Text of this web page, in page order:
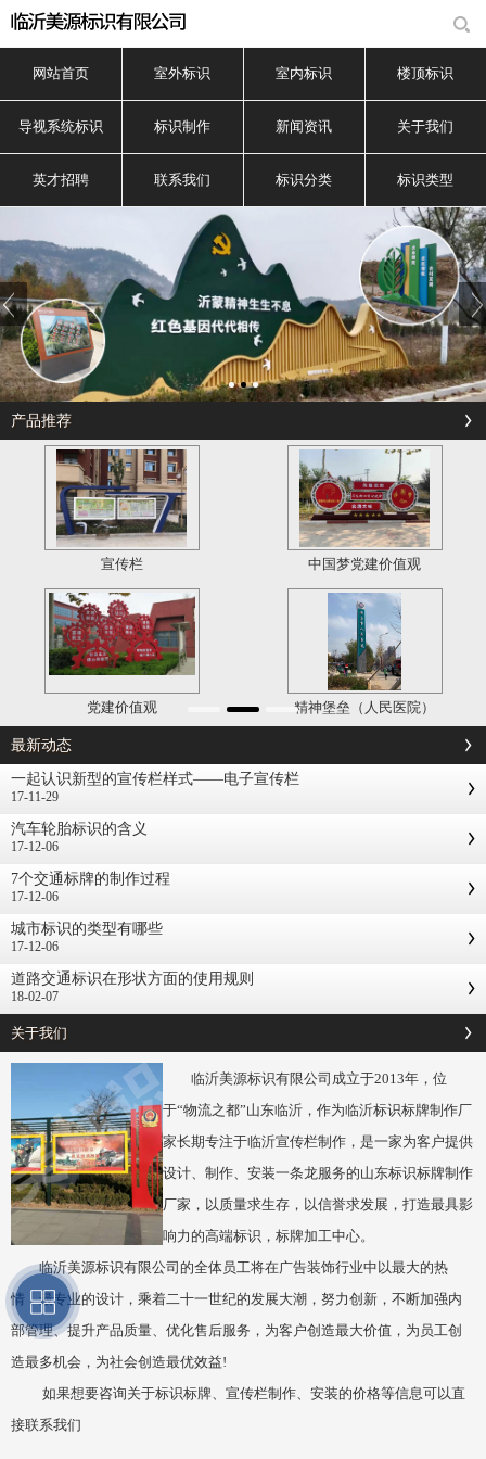
网站首页 室外标识 室内标识 楼顶标识
导视系统标识 标识制作 新闻资讯 关于我们
英才招聘 联系我们 标识分类 标识类型
产品推荐
宣传栏 中国梦党建价值观
党建价值观 精神堡垒（人民医院）
最新动态
一起认识新型的宣传栏样式——电子宣传栏
17-11-29
汽车轮胎标识的含义
17-12-06
7个交通标牌的制作过程
17-12-06
城市标识的类型有哪些
17-12-06
道路交通标识在形状方面的使用规则
18-02-07
关于我们
临沂美源标识有限公司成立于2013年，位
于“物流之都”山东临沂，作为临沂标识标牌制作厂
家长期专注于临沂宣传栏制作，是一家为客户提供
设计、制作、安装一条龙服务的山东标识标牌制作
厂家，以质量求生存，以信誉求发展，打造最具影
响力的高端标识，标牌加工中心。
临沂美源标识有限公司的全体员工将在广告装饰行业中以最大的热
情，最专业的设计，乘着二十一世纪的发展大潮，努力创新，不断加强内
部管理、提升产品质量、优化售后服务，为客户创造最大价值，为员工创
造最多机会，为社会创造最优效益!
如果想要咨询关于标识标牌、宣传栏制作、安装的价格等信息可以直
接联系我们